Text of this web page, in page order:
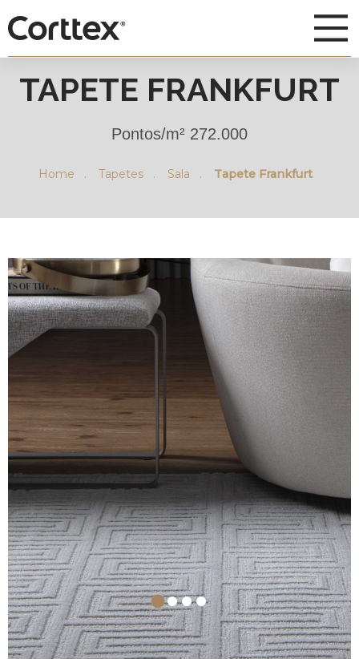
TAPETE FRANKFURT
Pontos/m² 272.000
Home . Tapetes . Sala . Tapete Frankfurt